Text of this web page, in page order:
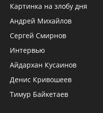
Картинка на злобу дня
Андрей Михайлов
Сергей Смирнов
Интервью
Айдархан Кусаинов
Денис Кривошеев
Тимур Байкетаев